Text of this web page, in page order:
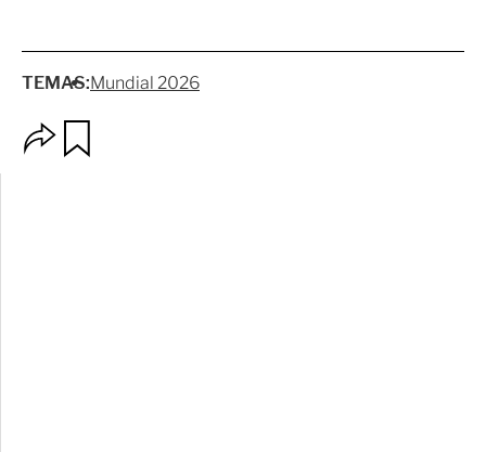
TEMAS:Mundial 2026
p